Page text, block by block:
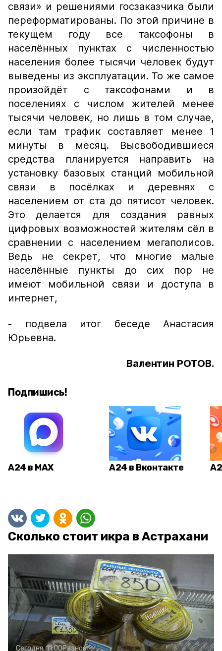
связи» и решениями госзаказчика были
переформатированы. По этой причине в
текущем году все таксофоны в
населённых пунктах с численностью
населения более тысячи человек будут
выведены из эксплуатации. То же самое
произойдёт с таксофонами и в
поселениях с числом жителей менее
тысячи человек, но лишь в том случае,
если там трафик составляет менее 1
минуты в месяц. Высвободившиеся
средства планируется направить на
установку базовых станций мобильной
связи в посёлках и деревнях с
населением от ста до пятисот человек.
Это делается для создания равных
цифровых возможностей жителям сёл в
сравнении с населением мегаполисов.
Ведь не секрет, что многие малые
населённые пункты до сих пор не
имеют мобильной связи и доступа в
интернет,
- подвела итог беседе Анастасия
Юрьевна.
Валентин РОТОВ.
Подпишись!
А24 в MAX А24 в Вконтакте
Сколько стоит икра в Астрахани
Сегодня, 11:00Разное